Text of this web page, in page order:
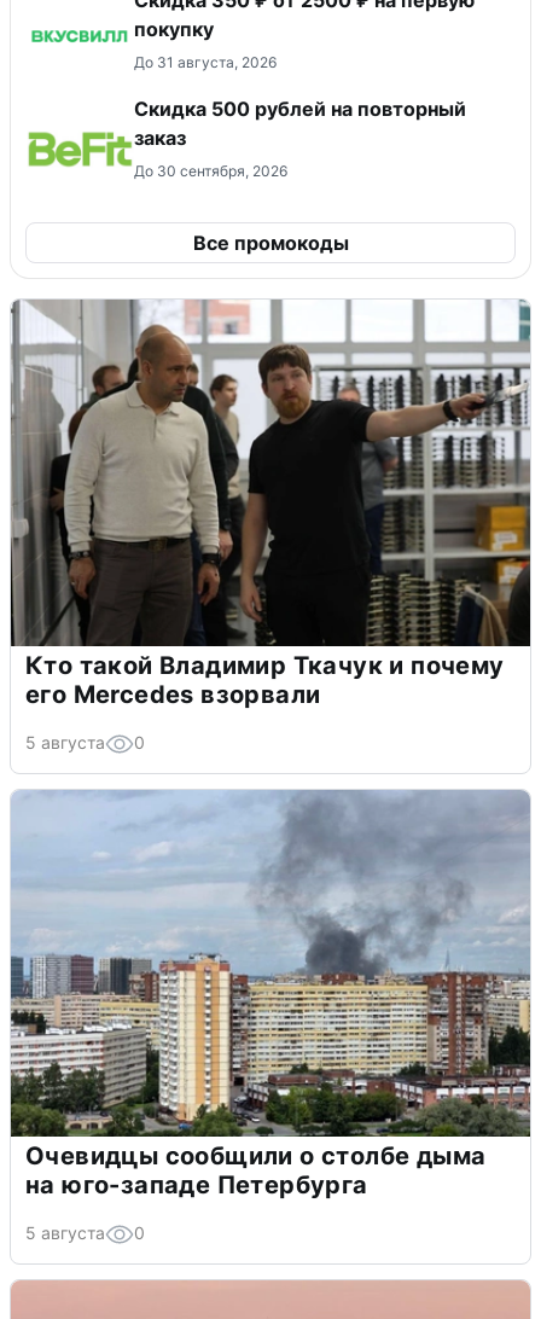
покупку
До 31 августа, 2026
Скидка 500 рублей на повторный
заказ
До 30 сентября, 2026
Все промокоды
Кто такой Владимир Ткачук и почему
его Mercedes взорвали
5 августа 0
Очевидцы сообщили о столбе дыма
на юго-западе Петербурга
5 августа 0